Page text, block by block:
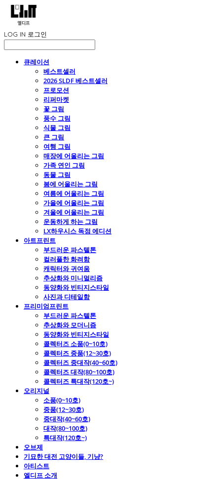
LOG IN 로그인
큐레이션
베스트셀러
2026 SLDF 베스트셀러
프로모션
리퍼마켓
꽃 그림
풍수 그림
식물 그림
큰 그림
여행 그림
매장에 어울리는 그림
가족 연인 그림
동물 그림
봄에 어울리는 그림
여름에 어울리는 그림
가을에 어울리는 그림
겨울에 어울리는 그림
운동하게 하는 그림
LX하우시스 독점 에디션
아트프린트
부드러운 파스텔톤
컬러풀한 화려함
캐릭터와 귀여움
추상화와 미니멀리즘
동양화와 빈티지스타일
사진과 디테일함
프리미엄프린트
부드러운 파스텔톤
추상화와 모더니즘
동양화와 빈티지스타일
콜렉터즈 소품(0~10호)
콜렉터즈 중품(12~30호)
콜렉터즈 중대작(40~60호)
콜렉터즈 대작(80~100호)
콜렉터즈 특대작(120호~)
오리지널
소품(0~10호)
중품(12~30호)
중대작(40~60호)
대작(80~100호)
특대작(120호~)
오브제
기묘한 대전 고양이들, 기냥?
아티스트
엘디프 소개